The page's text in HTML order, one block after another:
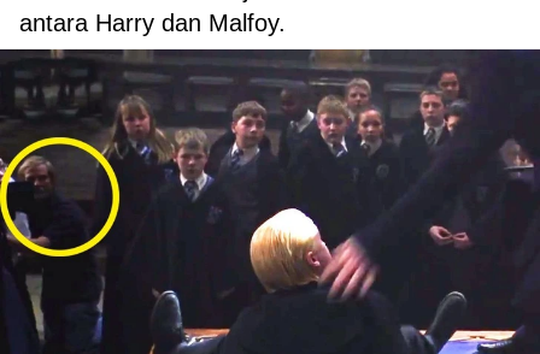
antara Harry dan Malfoy.